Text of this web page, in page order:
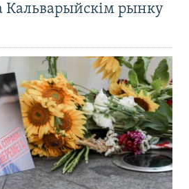
Кальварыйскім рынку